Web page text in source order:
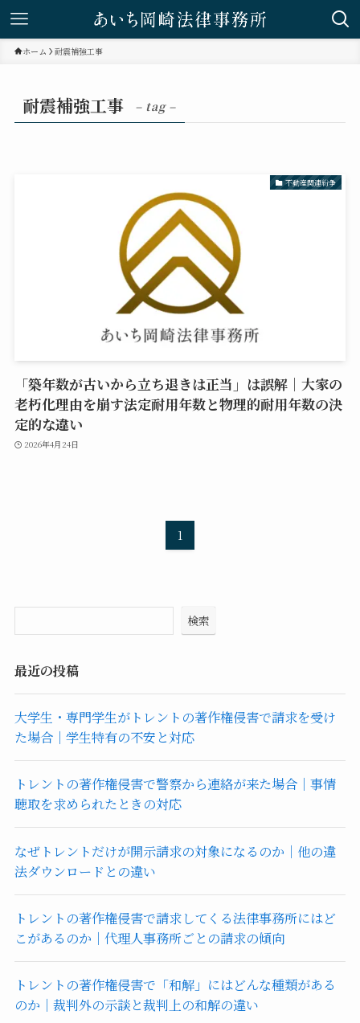
ホーム 耐震補強工事
耐震補強工事 – tag –
不動産関連紛争
「築年数が古いから立ち退きは正当」は誤解｜大家の
老朽化理由を崩す法定耐用年数と物理的耐用年数の決
定的な違い
2026年4月24日
1
検索
最近の投稿
大学生・専門学生がトレントの著作権侵害で請求を受け
た場合｜学生特有の不安と対応
トレントの著作権侵害で警察から連絡が来た場合｜事情
聴取を求められたときの対応
なぜトレントだけが開示請求の対象になるのか｜他の違
法ダウンロードとの違い
トレントの著作権侵害で請求してくる法律事務所にはど
こがあるのか｜代理人事務所ごとの請求の傾向
トレントの著作権侵害で「和解」にはどんな種類がある
のか｜裁判外の示談と裁判上の和解の違い